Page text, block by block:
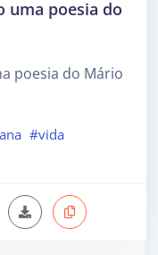
uma poesia do
poesia do Mário
#vida